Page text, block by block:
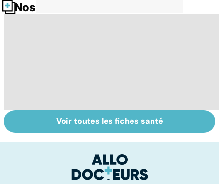
Nos fiches santé
Grand froid : nos
conseils
Perturbateurs
endocriniens :
notre santé
Voir toutes les fiches santé